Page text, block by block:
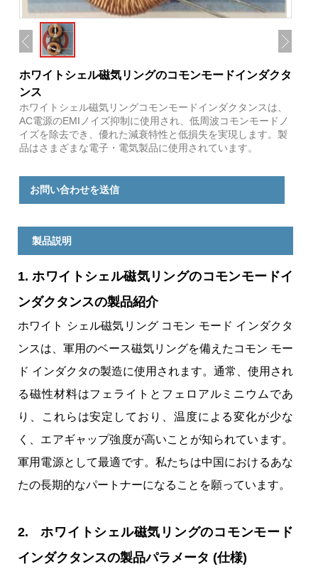
ホワイトシェル磁気リングのコモンモードインダクタ
ンス
ホワイトシェル磁気リングコモンモードインダクタンスは、
AC電源のEMIノイズ抑制に使用され、低周波コモンモードノ
イズを除去でき、優れた減衰特性と低損失を実現します。製
品はさまざまな電子・電気製品に使用されています。
お問い合わせを送信
製品説明
1. ホワイトシェル磁気リングのコモンモードイ
ンダクタンスの製品紹介
ホワイト シェル磁気リング コモン モード インダクタ
ンスは、軍用のベース磁気リングを備えたコモン モー
ド インダクタの製造に使用されます。通常、使用され
る磁性材料はフェライトとフェロアルミニウムであ
り、これらは安定しており、温度による変化が少な
く、エアギャップ強度が高いことが知られています。
軍用電源として最適です。私たちは中国におけるあな
たの長期的なパートナーになることを願っています。
2. ホワイトシェル磁気リングのコモンモード
インダクタンスの製品パラメータ (仕様)